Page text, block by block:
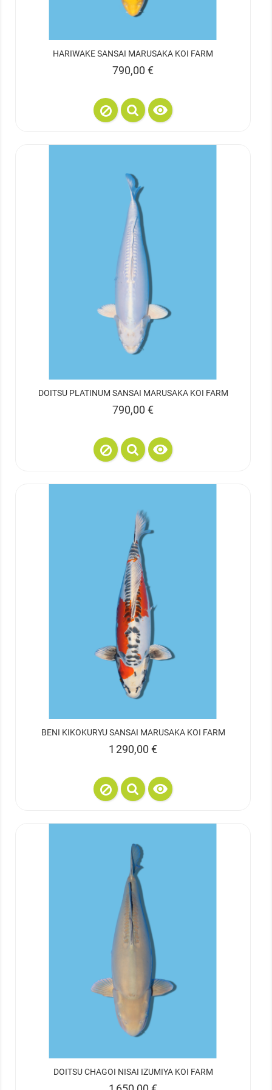
HARIWAKE SANSAI MARUSAKA KOI FARM
Prix
790,00 €

DOITSU PLATINUM SANSAI MARUSAKA KOI FARM
Prix
790,00 €

BENI KIKOKURYU SANSAI MARUSAKA KOI FARM
Prix
1 290,00 €

DOITSU CHAGOI NISAI IZUMIYA KOI FARM